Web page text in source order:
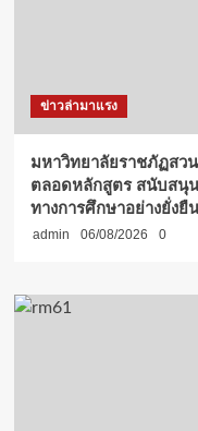
ข่าวล่ามาแรง
มหาวิทยาลัยราชภัฏสว
ตลอดหลักสูตร สนับสนุน
ทางการศึกษาอย่างยั่งยืน
admin 06/08/2026 0